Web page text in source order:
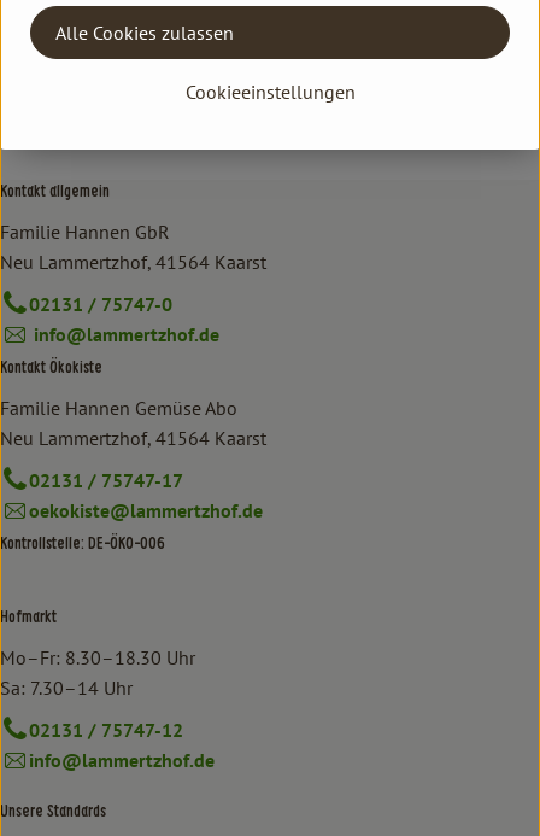
Kontakt allgemein
Familie Hannen GbR
Neu Lammertzhof, 41564 Kaarst
02131 / 75747-0
info@lammertzhof.de
Kontakt Ökokiste
Familie Hannen Gemüse Abo
Neu Lammertzhof, 41564 Kaarst
02131 / 75747-17
oekokiste@lammertzhof.de
Kontrollstelle: DE-ÖKO-006
Hofmarkt
Mo–Fr: 8.30–18.30 Uhr
Sa: 7.30–14 Uhr
02131 / 75747-12
info@lammertzhof.de
Unsere Standards
Cookieeinstellungen
Alle Cookies zulassen